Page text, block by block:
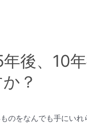
年後、10
？
のをなんでも手にい